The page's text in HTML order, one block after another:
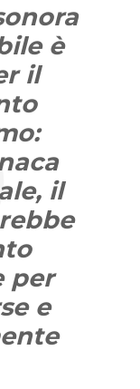
è
il
il
per
e